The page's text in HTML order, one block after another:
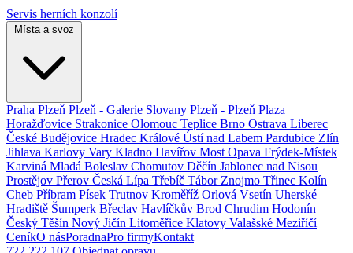
Servis herních konzolí
Místa a svoz
Praha Plzeň Plzeň - Galerie Slovany Plzeň - Plzeň Plaza
Horažďovice Strakonice Olomouc Teplice Brno Ostrava Liberec
České Budějovice Hradec Králové Ústí nad Labem Pardubice Zlín
Jihlava Karlovy Vary Kladno Havířov Most Opava Frýdek-Místek
Karviná Mladá Boleslav Chomutov Děčín Jablonec nad Nisou
Prostějov Přerov Česká Lípa Třebíč Tábor Znojmo Třinec Kolín
Cheb Příbram Písek Trutnov Kroměříž Orlová Vsetín Uherské
Hradiště Šumperk Břeclav Havlíčkův Brod Chrudim Hodonín
Český Těšín Nový Jičín Litoměřice Klatovy Valašské Meziříčí
CeníkO násPoradnaPro firmyKontakt